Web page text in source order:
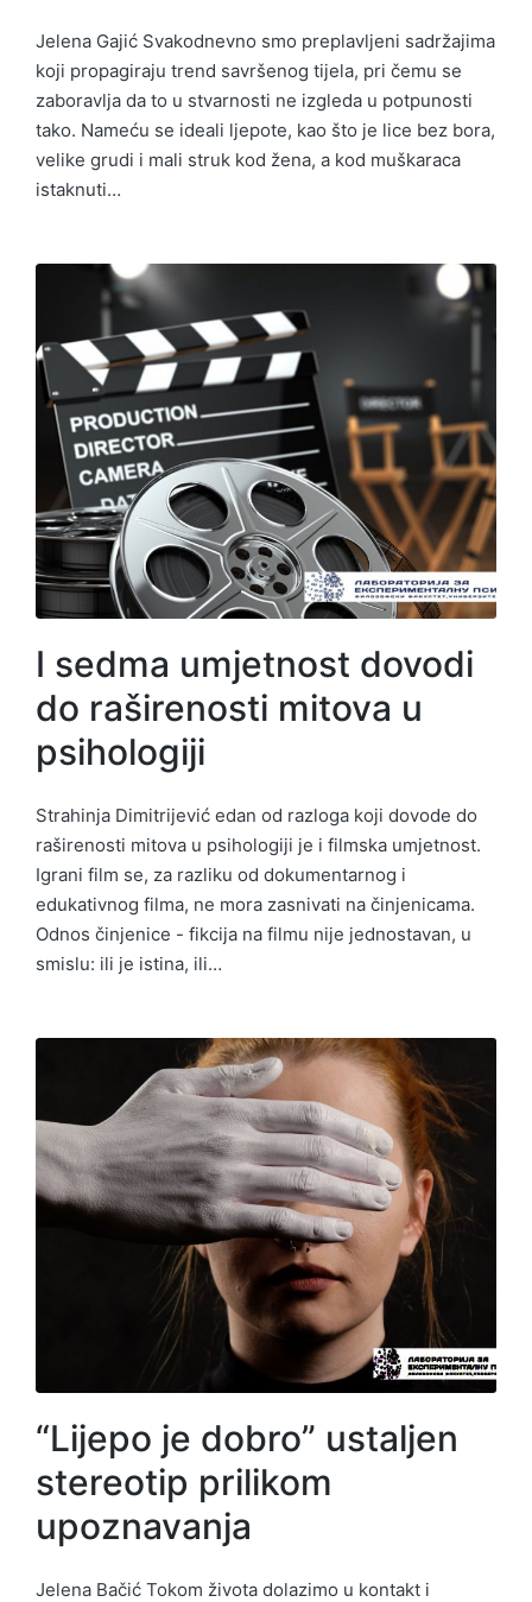
Jelena Gajić Svakodnevno smo preplavljeni sadržajima
koji propagiraju trend savršenog tijela, pri čemu se
zaboravlja da to u stvarnosti ne izgleda u potpunosti
tako. Nameću se ideali ljepote, kao što je lice bez bora,
velike grudi i mali struk kod žena, a kod muškaraca
istaknuti…
I sedma umjetnost dovodi
do raširenosti mitova u
psihologiji
Strahinja Dimitrijević edan od razloga koji dovode do
raširenosti mitova u psihologiji je i filmska umjetnost.
Igrani film se, za razliku od dokumentarnog i
edukativnog filma, ne mora zasnivati na činjenicama.
Odnos činjenice - fikcija na filmu nije jednostavan, u
smislu: ili je istina, ili…
“Lijepo je dobro” ustaljen
stereotip prilikom
upoznavanja
Jelena Bačić Tokom života dolazimo u kontakt i